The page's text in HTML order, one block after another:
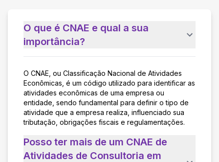
O que é CNAE e qual a sua
importância?
O CNAE, ou Classificação Nacional de Atividades
Econômicas, é um código utilizado para identificar as
atividades econômicas de uma empresa ou
entidade, sendo fundamental para definir o tipo de
atividade que a empresa realiza, influenciado sua
tributação, obrigações fiscais e regulamentações.
Posso ter mais de um CNAE de
Atividades de Consultoria em